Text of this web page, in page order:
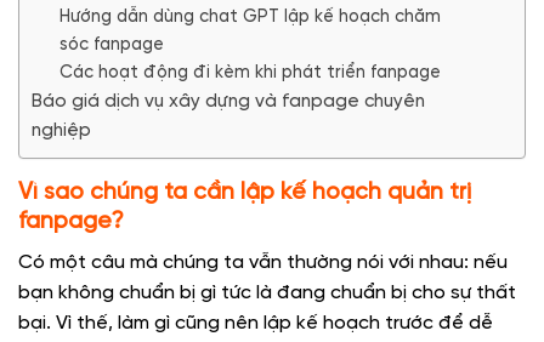
Hướng dẫn dùng chat GPT lập kế hoạch chăm
sóc fanpage
Các hoạt động đi kèm khi phát triển fanpage
Báo giá dịch vụ xây dựng và fanpage chuyên
nghiệp
Vì sao chúng ta cần lập kế hoạch quản trị
fanpage?
Có một câu mà chúng ta vẫn thường nói với nhau: nếu
bạn không chuẩn bị gì tức là đang chuẩn bị cho sự thất
bại. Vì thế, làm gì cũng nên lập kế hoạch trước để dễ